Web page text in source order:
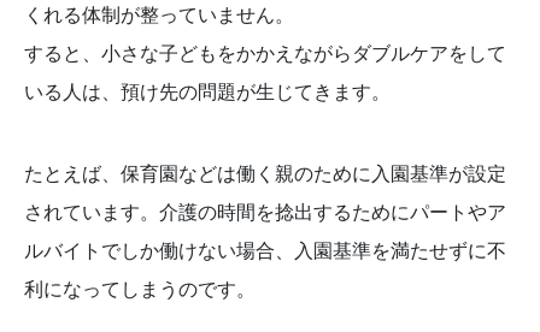
くれる体制が整っていません。
すると、小さな子どもをかかえながらダブルケアをして
いる人は、預け先の問題が生じてきます。
たとえば、保育園などは働く親のために入園基準が設定
されています。介護の時間を捻出するためにパートやア
ルバイトでしか働けない場合、入園基準を満たせずに不
利になってしまうのです。